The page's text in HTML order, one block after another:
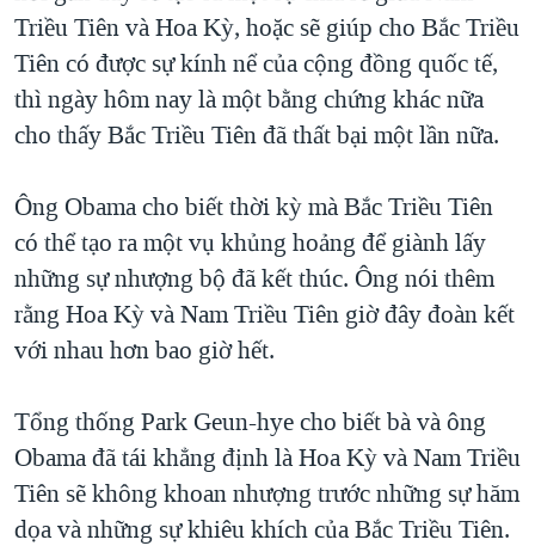
Triều Tiên và Hoa Kỳ, hoặc sẽ giúp cho Bắc Triều
Tiên có được sự kính nể của cộng đồng quốc tế,
thì ngày hôm nay là một bằng chứng khác nữa
cho thấy Bắc Triều Tiên đã thất bại một lần nữa.
Ông Obama cho biết thời kỳ mà Bắc Triều Tiên
có thể tạo ra một vụ khủng hoảng để giành lấy
những sự nhượng bộ đã kết thúc. Ông nói thêm
rằng Hoa Kỳ và Nam Triều Tiên giờ đây đoàn kết
với nhau hơn bao giờ hết.
Tổng thống Park Geun-hye cho biết bà và ông
Obama đã tái khẳng định là Hoa Kỳ và Nam Triều
Tiên sẽ không khoan nhượng trước những sự hăm
dọa và những sự khiêu khích của Bắc Triều Tiên.